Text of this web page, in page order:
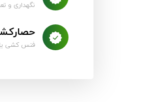
نگهداری و
فنس کشی یا